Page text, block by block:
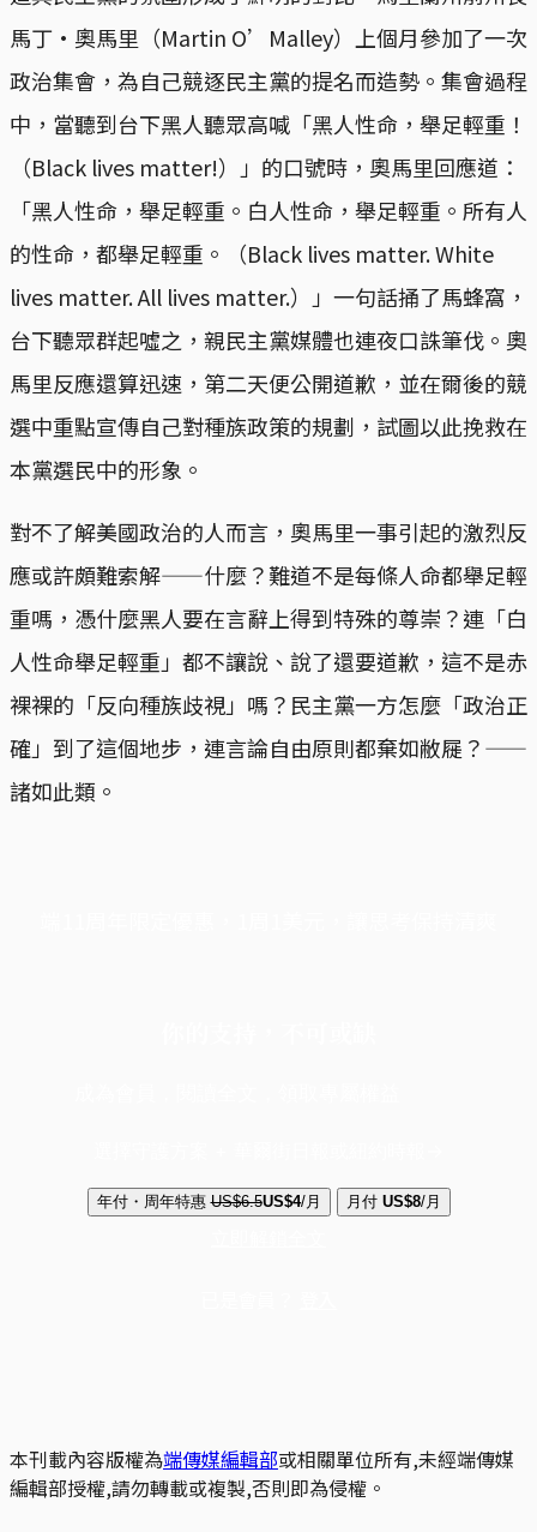
馬丁·奧馬里（Martin O’Malley）上個月參加了一次
政治集會，為自己競逐民主黨的提名而造勢。集會過程
中，當聽到台下黑人聽眾高喊「黑人性命，舉足輕重！
（Black lives matter!）」的口號時，奧馬里回應道：
「黑人性命，舉足輕重。白人性命，舉足輕重。所有人
的性命，都舉足輕重。（Black lives matter. White
lives matter. All lives matter.）」一句話捅了馬蜂窩，
台下聽眾群起噓之，親民主黨媒體也連夜口誅筆伐。奧
馬里反應還算迅速，第二天便公開道歉，並在爾後的競
選中重點宣傳自己對種族政策的規劃，試圖以此挽救在
本黨選民中的形象。
對不了解美國政治的人而言，奧馬里一事引起的激烈反
應或許頗難索解——什麼？難道不是每條人命都舉足輕
重嗎，憑什麼黑人要在言辭上得到特殊的尊崇？連「白
人性命舉足輕重」都不讓說、說了還要道歉，這不是赤
裸裸的「反向種族歧視」嗎？民主黨一方怎麼「政治正
確」到了這個地步，連言論自由原則都棄如敝屣？——
諸如此類。
年付・周年特惠 US$6.5US$4/月 月付 US$8/月
本刊載內容版權為端傳媒編輯部或相關單位所有,未經端傳媒
編輯部授權,請勿轉載或複製,否則即為侵權。